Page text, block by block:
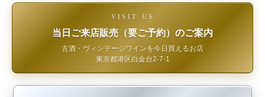
VISIT US
当日ご来店販売（要ご予約）のご案内
古酒・ヴィンテージワインを今日買えるお店
東京都港区白金台2-7-1